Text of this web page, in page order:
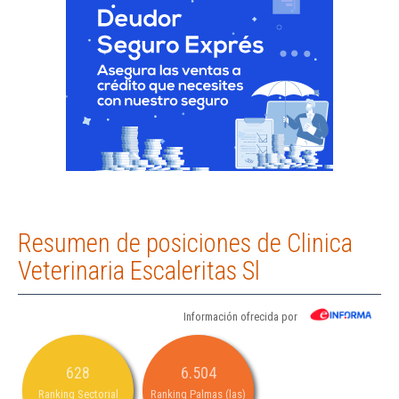
Resumen de posiciones de Clinica
Veterinaria Escaleritas Sl
Información ofrecida por
628
Ranking Sectorial
6.504
Ranking Palmas (las)